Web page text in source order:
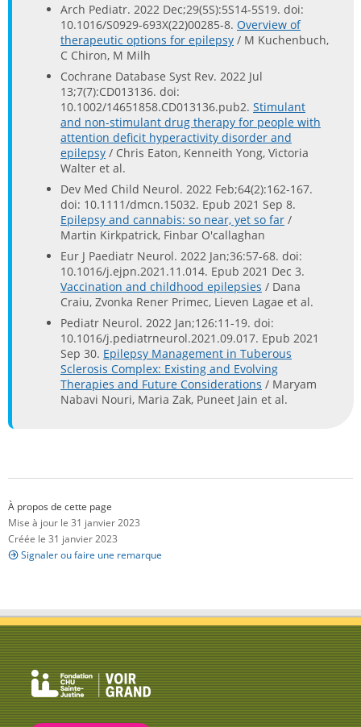
Arch Pediatr. 2022 Dec;29(5S):5S14-5S19. doi:
10.1016/S0929-693X(22)00285-8. Overview of
therapeutic options for epilepsy / M Kuchenbuch,
C Chiron, M Milh
Cochrane Database Syst Rev. 2022 Jul
13;7(7):CD013136. doi:
10.1002/14651858.CD013136.pub2. Stimulant
and non-stimulant drug therapy for people with
attention deficit hyperactivity disorder and
epilepsy / Chris Eaton, Kenneith Yong, Victoria
Walter et al.
Dev Med Child Neurol. 2022 Feb;64(2):162-167.
doi: 10.1111/dmcn.15032. Epub 2021 Sep 8.
Epilepsy and cannabis: so near, yet so far /
Martin Kirkpatrick, Finbar O'callaghan
Eur J Paediatr Neurol. 2022 Jan;36:57-68. doi:
10.1016/j.ejpn.2021.11.014. Epub 2021 Dec 3.
Vaccination and childhood epilepsies / Dana
Craiu, Zvonka Rener Primec, Lieven Lagae et al.
Pediatr Neurol. 2022 Jan;126:11-19. doi:
10.1016/j.pediatrneurol.2021.09.017. Epub 2021
Sep 30. Epilepsy Management in Tuberous
Sclerosis Complex: Existing and Evolving
Therapies and Future Considerations / Maryam
Nabavi Nouri, Maria Zak, Puneet Jain et al.
À propos de cette page
Mise à jour le 31 janvier 2023
Créée le 31 janvier 2023
Signaler ou faire une remarque